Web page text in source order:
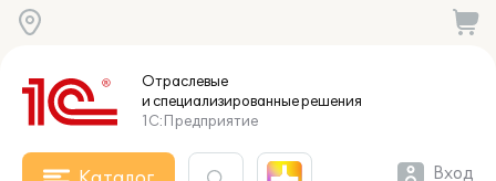
Отраслевые
и специализированныерешения
1С:Предприятие
Вход